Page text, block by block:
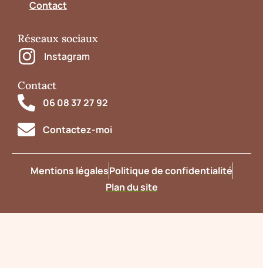
Contact
Réseaux sociaux
Instagram
Contact
06 08 37 27 92
Contactez-moi
Mentions légalesPolitique de confidentialité
Plan du site